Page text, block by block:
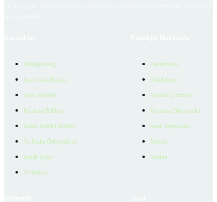
Emlakjet Blog
Satın Alma Rehberi
Satıcı Rehberi
Kiralama Rehberi
Konut Kredisi Rehberi
Ne Kadar Ödeyebilirim
Emlak Değeri
Verilerimiz
Hakkımızda
Ödüllerimiz
Reklam Çözümleri
Kurumsal Materyaller
İnsan Kaynakları
İletişim
Yardım